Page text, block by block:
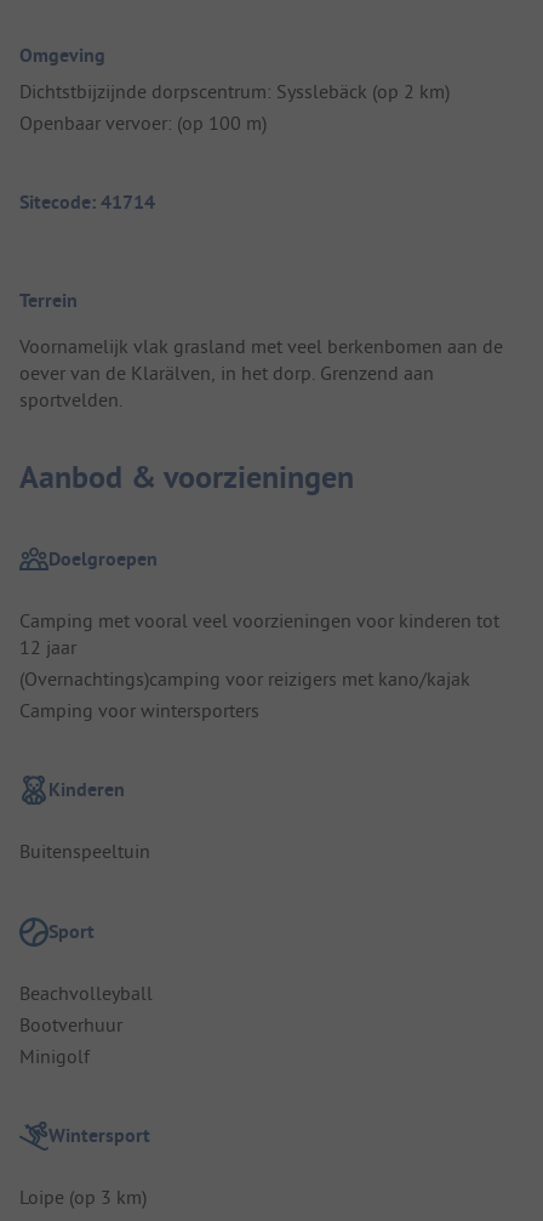
Omgeving
Dichtstbijzijnde dorpscentrum: Sysslebäck (op 2 km)
Openbaar vervoer: (op 100 m)
Sitecode: 41714
Terrein
Voornamelijk vlak grasland met veel berkenbomen aan de
oever van de Klarälven, in het dorp. Grenzend aan
sportvelden.
Aanbod & voorzieningen
Doelgroepen
Camping met vooral veel voorzieningen voor kinderen tot
12 jaar
(Overnachtings)camping voor reizigers met kano/kajak
Camping voor wintersporters
Kinderen
Buitenspeeltuin
Sport
Beachvolleyball
Bootverhuur
Minigolf
Wintersport
Loipe (op 3 km)